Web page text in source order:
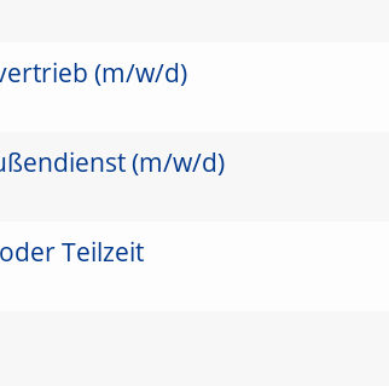
(m/w/d)
(m/w/d)
Teilzeit